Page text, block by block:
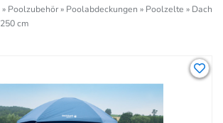
» Poolzubehör» Poolabdeckungen » Poolzelte » Dach
cm